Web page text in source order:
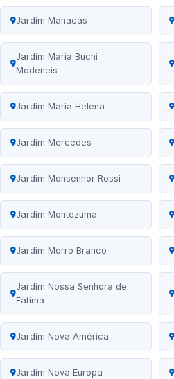
Jardim Manacás
Jardim Maria Buchi
Modeneis
Jardim Maria Helena
Jardim Mercedes
Jardim Monsenhor Rossi
Jardim Montezuma
Jardim Morro Branco
Jardim Nossa Senhora de
Fátima
Jardim Nova América
Jardim Nova Europa